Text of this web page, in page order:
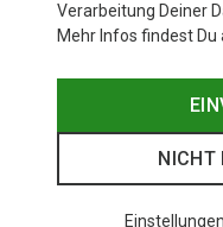
Verarbeitung Deiner
Mehr Infos findest Du
NICHT
Einstellungen